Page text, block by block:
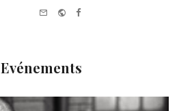
e-mail Website
Facebook
Evénements